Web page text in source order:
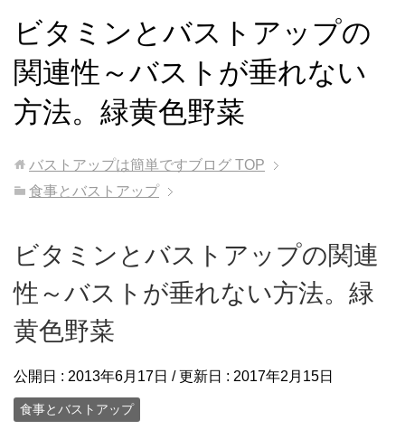
ビタミンとバストアップの
関連性～バストが垂れない
方法。緑黄色野菜
バストアップは簡単ですブログ TOP
食事とバストアップ
ビタミンとバストアップの関連
性～バストが垂れない方法。緑
黄色野菜
公開日 : 2013年6月17日 / 更新日 : 2017年2月15日
食事とバストアップ